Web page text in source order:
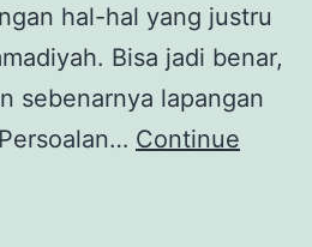
hal-hal yang justru
Bisa jadi benar,
sebenarnya lapangan
Continue